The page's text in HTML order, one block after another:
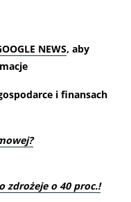
NEWS, aby
i finansach
zdrożeje o 40 proc.!